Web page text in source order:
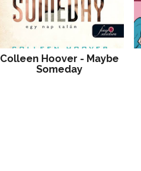
Colleen Hoover - Maybe
Someday